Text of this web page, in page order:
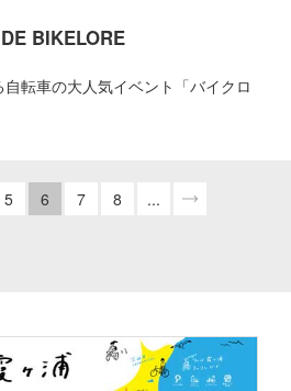
BIKELORE
転車の大人気イベント「バイクロ
5 6 7 8 ...